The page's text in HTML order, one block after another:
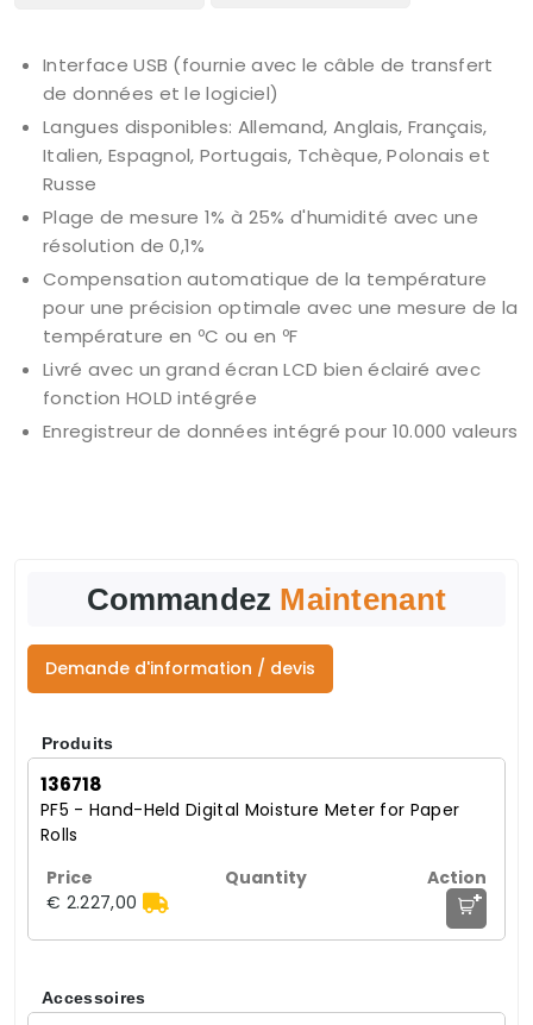
Interface USB (fournie avec le câble de transfert
de données et le logiciel)
Langues disponibles: Allemand, Anglais, Français,
Italien, Espagnol, Portugais, Tchèque, Polonais et
Russe
Plage de mesure 1% à 25% d'humidité avec une
résolution de 0,1%
Compensation automatique de la température
pour une précision optimale avec une mesure de la
température en ºC ou en ºF
Livré avec un grand écran LCD bien éclairé avec
fonction HOLD intégrée
Enregistreur de données intégré pour 10.000 valeurs
Commandez Maintenant
Demande d'information / devis
Produits
136718
PF5 - Hand-Held Digital Moisture Meter for Paper
Rolls
€ 2.227,00 +
Accessoires